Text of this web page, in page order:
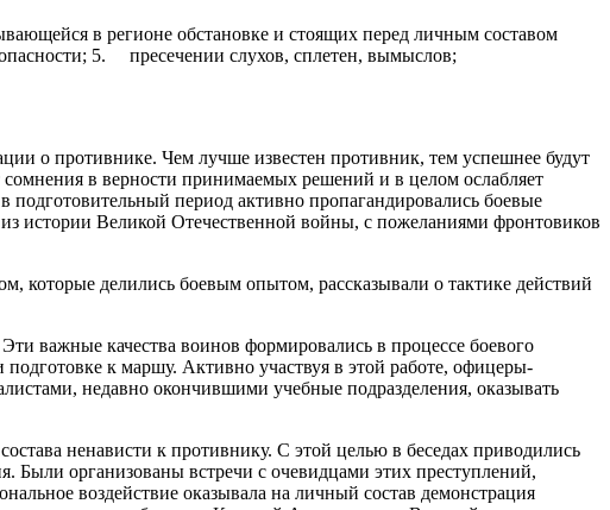
в регионе обстановке и стоящих перед личным составом
5. пресечении слухов, сплетен, вымыслов;
о противнике. Чем лучше известен противник, тем успешнее будут
в верности принимаемых решений и в целом ослабляет
подготовительный период активно пропагандировались боевые
истории Великой Отечественной войны, с пожеланиями фронтовиков
которые делились боевым опытом, рассказывали о тактике действий
важные качества воинов формировались в процессе боевого
к маршу. Активно участвуя в этой работе, офицеры-
недавно окончившими учебные подразделения, оказывать
ненависти к противнику. С этой целью в беседах приводились
Были организованы встречи с очевидцами этих преступлений,
воздействие оказывала на личный состав демонстрация